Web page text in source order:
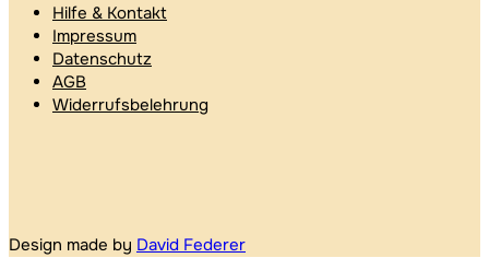
Hilfe & Kontakt
Impressum
Datenschutz
AGB
Widerrufsbelehrung
Design made by David Federer